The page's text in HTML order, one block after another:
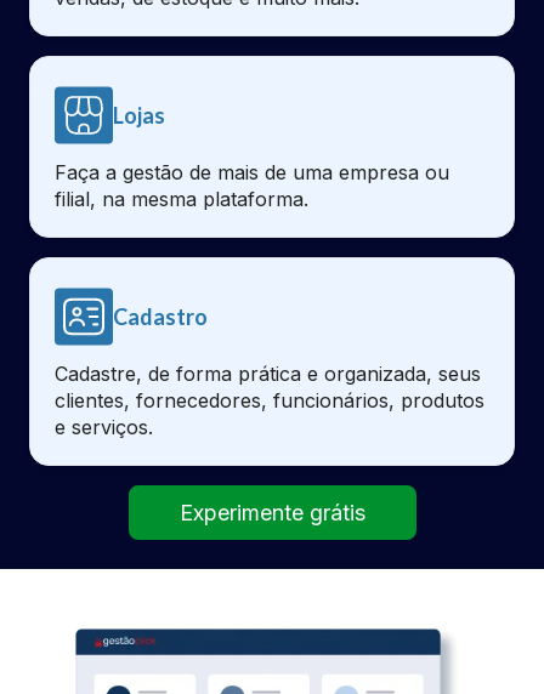
Lojas
Faça a gestão de mais de uma empresa ou
filial, na mesma plataforma.
Cadastro
Cadastre, de forma prática e organizada, seus
clientes, fornecedores, funcionários, produtos
e serviços.
Experimente grátis